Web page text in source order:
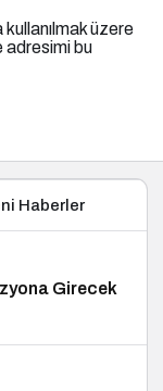
üzere
adresimi bu
Haberler
Girecek